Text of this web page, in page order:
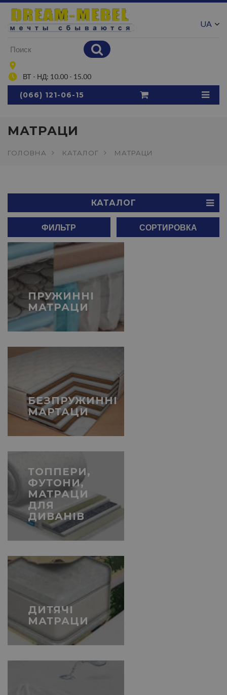
ВТ - НД: 10.00 - 15.00
UA
(066) 121-06-15
МАТРАЦИ
ГОЛОВНА КАТАЛОГ МАТРАЦИ
КАТАЛОГ
ФИЛЬТР СОРТИРОВКА
ПРУЖИННІ
МАТРАЦИ
БЕЗПРУЖИННІ
МАРТАЦИ
ТОППЕРИ,
ФУТОНИ,
МАТРАЦИ
ДЛЯ
ДИВАНІВ
ДИТЯЧІ
МАТРАЦИ